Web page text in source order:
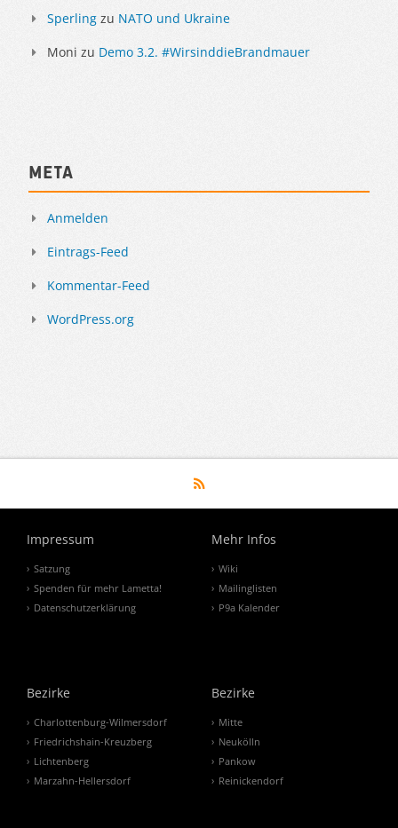
Sperling zu NATO und Ukraine
Moni zu Demo 3.2. #WirsinddieBrandmauer
Meta
Anmelden
Eintrags-Feed
Kommentar-Feed
WordPress.org
Impressum
Satzung
Spenden für mehr Lametta!
Datenschutzerklärung
Mehr Infos
Wiki
Mailinglisten
P9a Kalender
Bezirke
Charlottenburg-Wilmersdorf
Friedrichshain-Kreuzberg
Lichtenberg
Marzahn-Hellersdorf
Bezirke
Mitte
Neukölln
Pankow
Reinickendorf